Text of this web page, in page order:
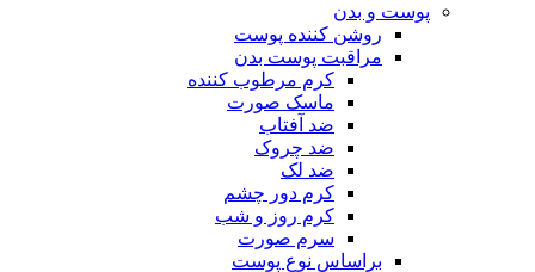
پوست و بدن
روشن کننده پوست
مراقبت پوست بدن
کرم مرطوب کننده
ماسک صورت
ضد آفتاب
ضد چروک
ضد لک
کرم دور چشم
کرم روز و شب
سرم صورت
براساس نوع پوست